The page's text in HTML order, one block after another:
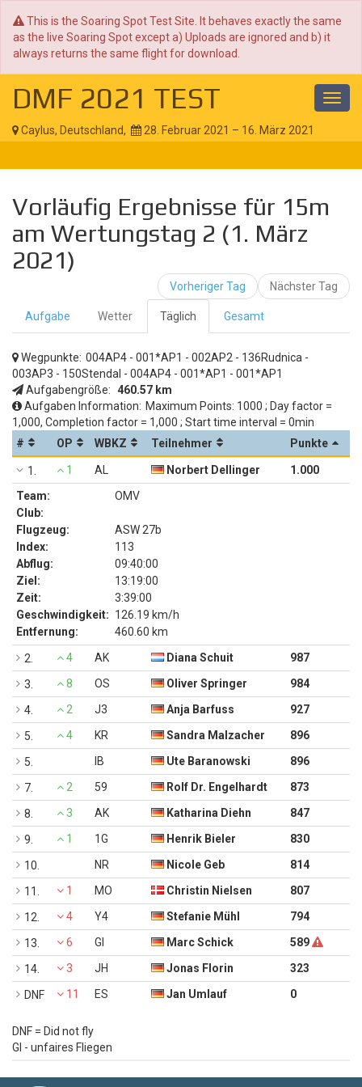
This is the Soaring Spot Test Site. It behaves exactly the same
as the live Soaring Spot except a) Uploads are ignored and b) it
always returns the same flight for download.
DMF 2021 TEST
Caylus, Deutschland, 28. Februar 2021 – 16. März 2021
Vorläufig Ergebnisse für 15m
am Wertungstag 2 (1. März
2021)
Vorheriger Tag Nächster Tag
Aufgabe Wetter Täglich Gesamt
Wegpunkte: 004AP4 - 001*AP1 - 002AP2 - 136Rudnica -
003AP3 - 150Stendal - 004AP4 - 001*AP1 - 001*AP1
Aufgabengröße: 460.57 km
Aufgaben Information: Maximum Points: 1000 ; Day factor =
1,000, Completion factor = 1,000 ; Start time interval = 0min
#
OP WBKZ Teilnehmer Punkte
1. 1 AL Norbert Dellinger
1.000
Team:
OMV
Club:
Flugzeug:
ASW 27b
Index:
113
Abflug:
09:40:00
Ziel:
13:19:00
Zeit:
3:39:00
Geschwindigkeit: 126.19 km/h
Entfernung:
460.60 km
2. 4 AK Diana Schuit 987
3. 8 OS Oliver Springer 984
4. 2 J3 Anja Barfuss 927
5. 4 KR Sandra Malzacher 896
5. IB Ute Baranowski 896
7. 2 59 Rolf Dr. Engelhardt 873
8. 3 AK Katharina Diehn 847
9. 1 1G Henrik Bieler 830
10. NR Nicole Geb 814
11. 1 MO Christin Nielsen 807
12. 4 Y4 Stefanie Mühl 794
13. 6 GI Marc Schick 589
14. 3 JH Jonas Florin 323
DNF 11 ES Jan Umlauf 0
DNF = Did not fly
GI - unfaires Fliegen